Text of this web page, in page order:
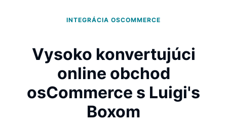
INTEGRÁCIA OSCOMMERCE
Vysoko konvertujúci
online obchod
osCommerce s Luigi's
Boxom